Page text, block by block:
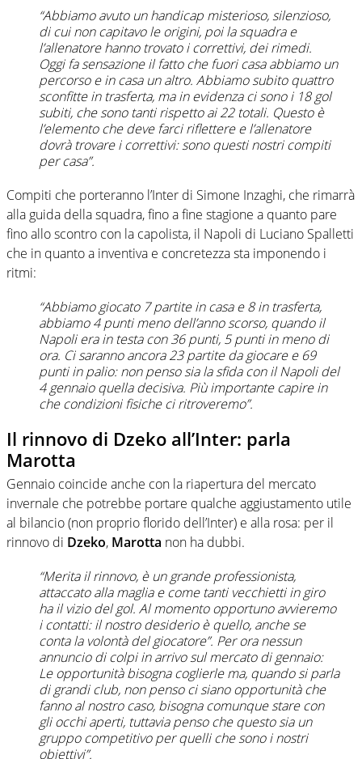
“Abbiamo avuto un handicap misterioso, silenzioso,
di cui non capitavo le origini, poi la squadra e
l’allenatore hanno trovato i correttivi, dei rimedi.
Oggi fa sensazione il fatto che fuori casa abbiamo un
percorso e in casa un altro. Abbiamo subito quattro
sconfitte in trasferta, ma in evidenza ci sono i 18 gol
subiti, che sono tanti rispetto ai 22 totali. Questo è
l’elemento che deve farci riflettere e l’allenatore
dovrà trovare i correttivi: sono questi nostri compiti
per casa”.
Compiti che porteranno l’Inter di Simone Inzaghi, che rimarrà
alla guida della squadra, fino a fine stagione a quanto pare
fino allo scontro con la capolista, il Napoli di Luciano Spalletti
che in quanto a inventiva e concretezza sta imponendo i
ritmi:
“Abbiamo giocato 7 partite in casa e 8 in trasferta,
abbiamo 4 punti meno dell’anno scorso, quando il
Napoli era in testa con 36 punti, 5 punti in meno di
ora. Ci saranno ancora 23 partite da giocare e 69
punti in palio: non penso sia la sfida con il Napoli del
4 gennaio quella decisiva. Più importante capire in
che condizioni fisiche ci ritroveremo”.
Il rinnovo di Dzeko all’Inter: parla
Marotta
Gennaio coincide anche con la riapertura del mercato
invernale che potrebbe portare qualche aggiustamento utile
al bilancio (non proprio florido dell’Inter) e alla rosa: per il
rinnovo di Dzeko, Marotta non ha dubbi.
“Merita il rinnovo, è un grande professionista,
attaccato alla maglia e come tanti vecchietti in giro
ha il vizio del gol. Al momento opportuno avvieremo
i contatti: il nostro desiderio è quello, anche se
conta la volontà del giocatore”. Per ora nessun
annuncio di colpi in arrivo sul mercato di gennaio:
Le opportunità bisogna coglierle ma, quando si parla
di grandi club, non penso ci siano opportunità che
fanno al nostro caso, bisogna comunque stare con
gli occhi aperti, tuttavia penso che questo sia un
gruppo competitivo per quelli che sono i nostri
obiettivi”.